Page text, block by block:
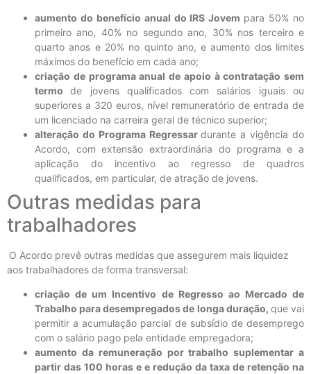
aumento do benefício anual do IRS Jovem para 50% no
primeiro ano, 40% no segundo ano, 30% nos terceiro e
quarto anos e 20% no quinto ano, e aumento dos limites
máximos do benefício em cada ano;
criação de programa anual de apoio à contratação sem
termode jovens qualificados com salários iguais ou
superiores a 320 euros, nível remuneratório de entrada de
um licenciado na carreira geral de técnico superior;
alteração do Programa Regressardurante a vigência do
Acordo, com extensão extraordinária do programa e a
aplicação do incentivo ao regresso de quadros
qualificados, em particular, de atração de jovens.
Outras medidas para
trabalhadores
O Acordo prevê outras medidas que assegurem mais liquidez
aos trabalhadores de forma transversal:
criação de um Incentivo de Regresso ao Mercado de
Trabalho para desempregados de longa duração, que vai
permitir a acumulação parcial de subsídio de desemprego
com o salário pago pela entidade empregadora;
aumento da remuneração por trabalho suplementar a
partir das 100 horas e e redução da taxa de retenção na